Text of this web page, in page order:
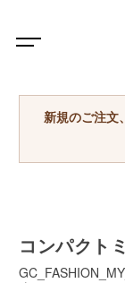
新規のご注文
コンパクト